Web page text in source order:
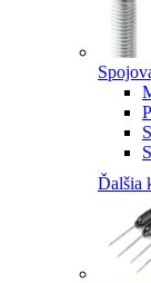
Ďalšia